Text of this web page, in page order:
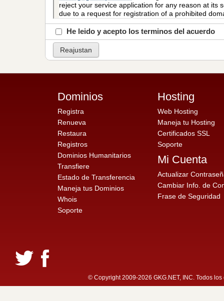
He leido y acepto los terminos del acuerdo
Dominios
Registra
Renueva
Restaura
Registros
Dominios Humanitarios
Transfiere
Estado de Transferencia
Maneja tus Dominios
Whois
Soporte
Hosting
Web Hosting
Maneja tu Hosting
Certificados SSL
Soporte
Mi Cuenta
Actualizar
Cambiar Info. de
Frase de Seguridad
© Copyright 2009-2026 GKG.NET, INC. Todos